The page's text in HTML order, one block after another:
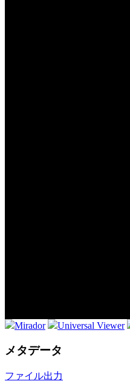
Mirador Universal Viewer
メタデータ
ファイル出力